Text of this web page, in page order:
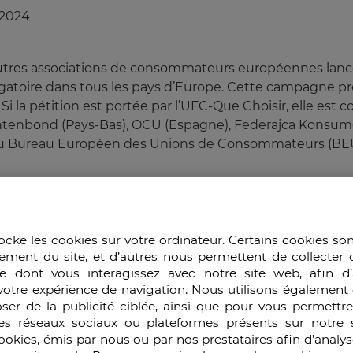
associations de consommateurs européennes
dans tous les pays d’Europe. Cette campagne
la pétition est portée par l’UFC-Que Choisir, elle est
(Pays-Bas), OCU (Espagne), Federajca
Européen des Unions de Consommateurs
Score ?
visant à faciliter la compréhension nutritionnelle
score nutritionnel mis au point par une équipe
développé par l’équipe de recherche en
du Plan national nutrition santé (PNNS). Le
générale de la santé, en s’appuyant sur les
les cookies sur votre ordinateur. Certains cookies
du site, et d’autres nous permettent de collecter
dont vous interagissez avec notre site web, afin
expérience de navigation. Nous utilisons
de la publicité ciblée, ainsi que pour vous
réseaux sociaux ou plateformes présents sur notre
émis par nous ou par nos prestataires afin